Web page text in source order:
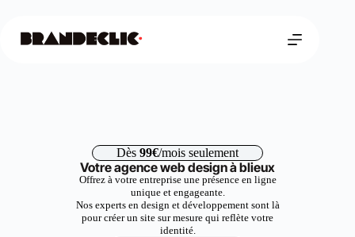
Dès 99€/mois seulement
Votre agence web design à blieux
Offrez à votre entreprise une présence en ligne
unique et engageante.
Nos experts en design et développement sont là
pour créer un site sur mesure qui reflète votre
identité.